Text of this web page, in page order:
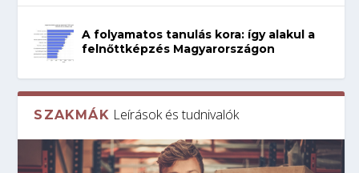
A folyamatos tanulás kora: így alakul a
felnőttképzés Magyarországon
SZAKMÁK Leírások és tudnivalók